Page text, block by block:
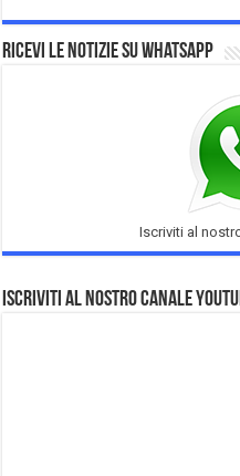
Ricevi le notizie su Whatsapp
Iscriviti al
Iscriviti al nostro Canale